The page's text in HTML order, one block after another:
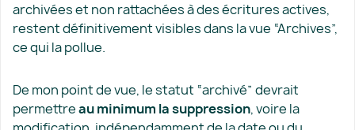
archivées et non rattachées à des écritures actives,
restent définitivement visibles dans la vue “Archives”,
ce qui la pollue.
De mon point de vue, le statut “archivé” devrait
permettreau minimum la suppression, voire la